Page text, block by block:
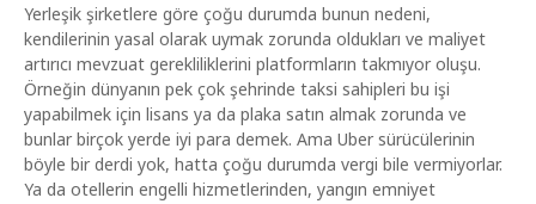
Yerleşik şirketlere göre çoğu durumda bunun nedeni,
kendilerinin yasal olarak uymak zorunda oldukları ve maliyet
artırıcı mevzuat gerekliliklerini platformların takmıyor oluşu.
Örneğin dünyanın pek çok şehrinde taksi sahipleri bu işi
yapabilmek için lisans ya da plaka satın almak zorunda ve
bunlar birçok yerde iyi para demek. Ama Uber sürücülerinin
böyle bir derdi yok, hatta çoğu durumda vergi bile vermiyorlar.
Ya da otellerin engelli hizmetlerinden, yangın emniyet